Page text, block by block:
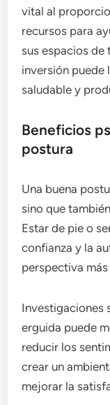
vital al
recursos para
sus espacios de
inversión puede
saludable y
Beneficios
postura
Una buena
sino que
Estar de pie o
confianza y la
perspectiva
Investigaciones
erguida puede
reducir los
crear un
mejorar la